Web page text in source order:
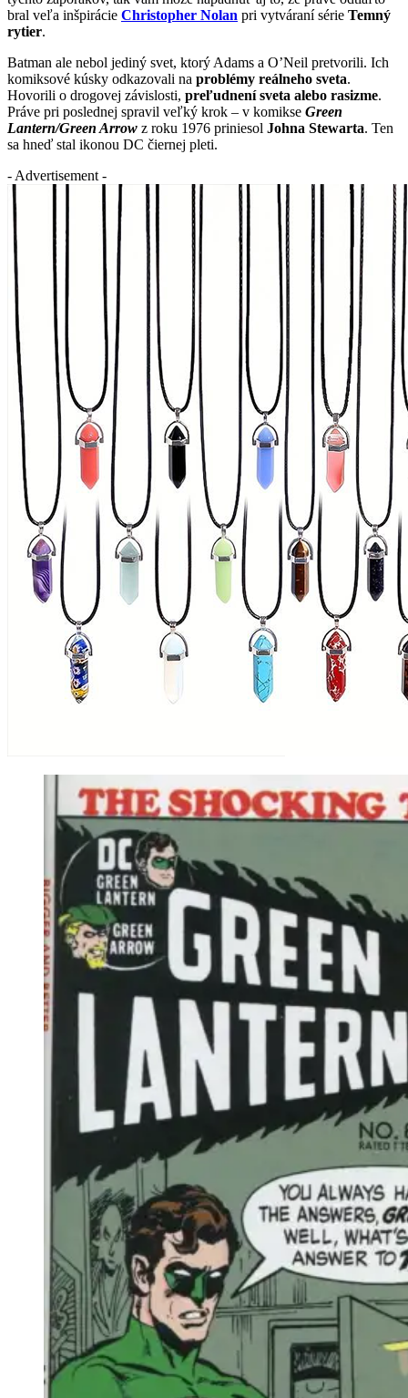
bral veľa inšpirácie Christopher Nolan pri vytváraní série Temný
rytier.
Batman ale nebol jediný svet, ktorý Adams a O’Neil pretvorili. Ich
komiksové kúsky odkazovali na problémy reálneho sveta.
Hovorili o drogovej závislosti, preľudnení sveta alebo rasizme.
Práve pri poslednej spravil veľký krok – v komikse Green
Lantern/Green Arrow z roku 1976 priniesol Johna Stewarta. Ten
sa hneď stal ikonou DC čiernej pleti.
- Advertisement -